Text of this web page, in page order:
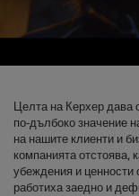
Целта на Керхер дава
по-дълбоко значение
на нашите клиенти и
компанията отстоява,
убеждения и ценности
работиха заедно и